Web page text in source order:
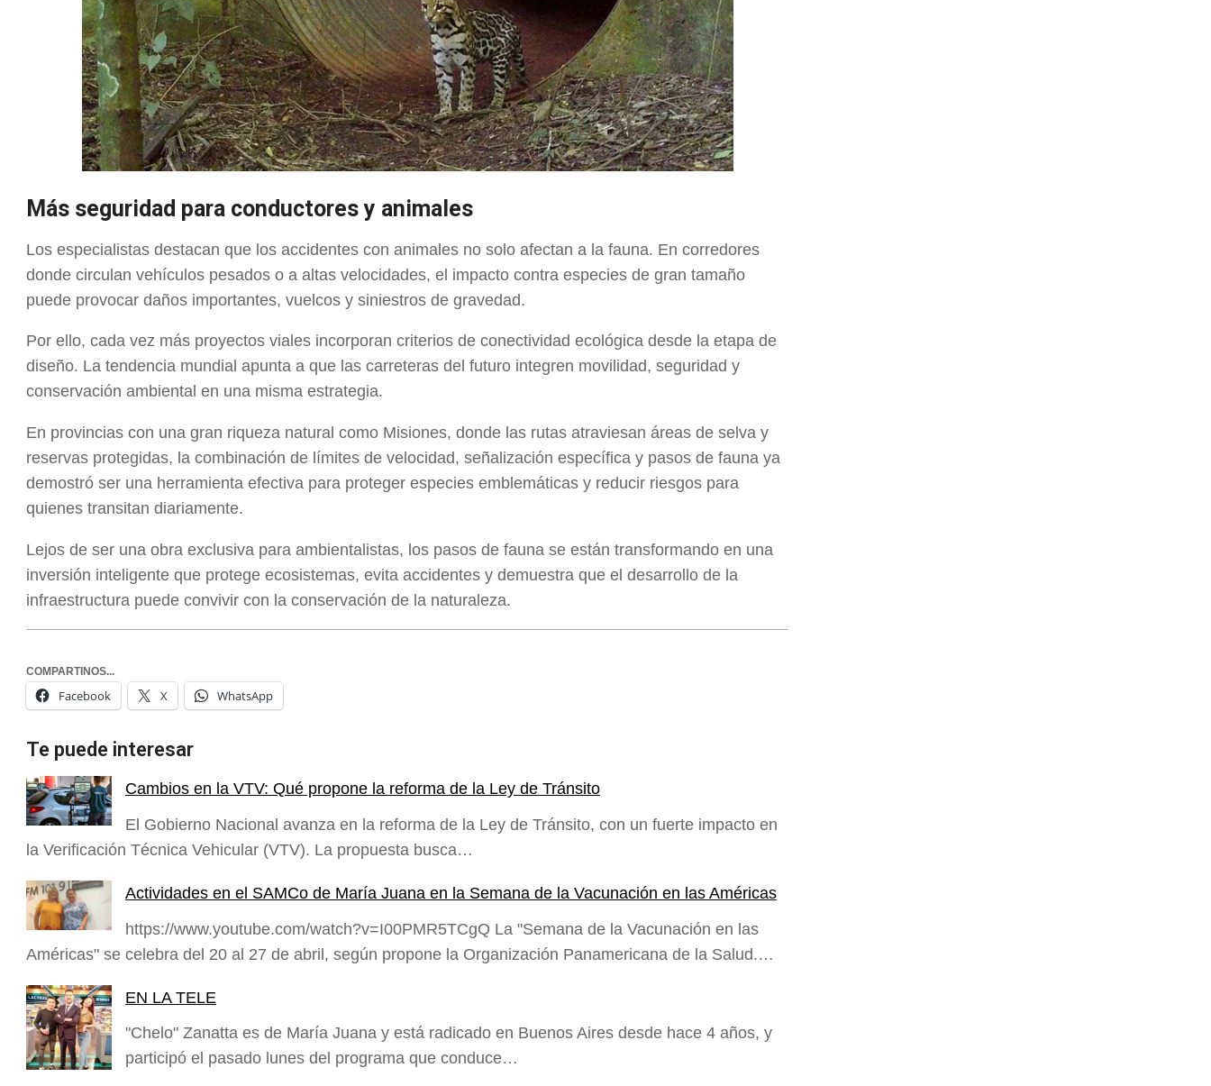
Más seguridad para conductores y animales
Los especialistas destacan que los accidentes con animales no solo afectan a la fauna. En corredores
donde circulan vehículos pesados o a altas velocidades, el impacto contra especies de gran tamaño
puede provocar daños importantes, vuelcos y siniestros de gravedad.
Por ello, cada vez más proyectos viales incorporan criterios de conectividad ecológica desde la etapa de
diseño. La tendencia mundial apunta a que las carreteras del futuro integren movilidad, seguridad y
conservación ambiental en una misma estrategia.
En provincias con una gran riqueza natural como Misiones, donde las rutas atraviesan áreas de selva y
reservas protegidas, la combinación de límites de velocidad, señalización específica y pasos de fauna ya
demostró ser una herramienta efectiva para proteger especies emblemáticas y reducir riesgos para
quienes transitan diariamente.
Lejos de ser una obra exclusiva para ambientalistas, los pasos de fauna se están transformando en una
inversión inteligente que protege ecosistemas, evita accidentes y demuestra que el desarrollo de la
infraestructura puede convivir con la conservación de la naturaleza.
COMPARTINOS...
Facebook X WhatsApp
Te puede interesar
Cambios en la VTV: Qué propone la reforma de la Ley de Tránsito
El Gobierno Nacional avanza en la reforma de la Ley de Tránsito, con un fuerte impacto en
la Verificación Técnica Vehicular (VTV). La propuesta busca…
Actividades en el SAMCo de María Juana en la Semana de la Vacunación en las Américas
https://www.youtube.com/watch?v=I00PMR5TCgQ La "Semana de la Vacunación en las
Américas" se celebra del 20 al 27 de abril, según propone la Organización Panamericana de la Salud.…
EN LA TELE
"Chelo" Zanatta es de María Juana y está radicado en Buenos Aires desde hace 4 años, y
participó el pasado lunes del programa que conduce…